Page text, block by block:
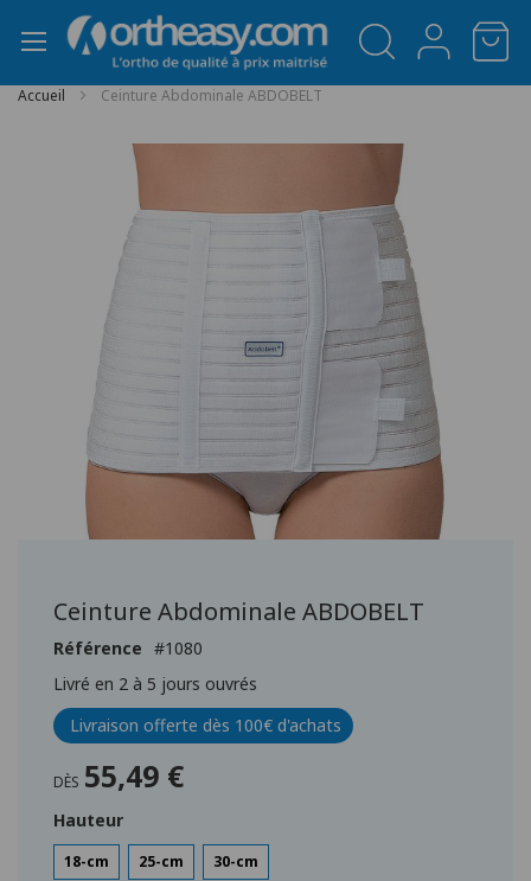
Accueil Ceinture Abdominale ABDOBELT
d’images
Ceinture Abdominale ABDOBELT
Référence
1080
Livré en 2 à 5 jours ouvrés
Livraison offerte dès 100€ d'achats
DÈS 55,49 €
Hauteur
18-cm 25-cm 30-cm
Panneau de gestion des cookies